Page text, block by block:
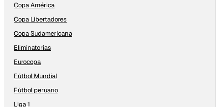
Copa América
Copa Libertadores
Copa Sudamericana
Eliminatorias
Eurocopa
Fútbol Mundial
Fútbol peruano
Liga 1